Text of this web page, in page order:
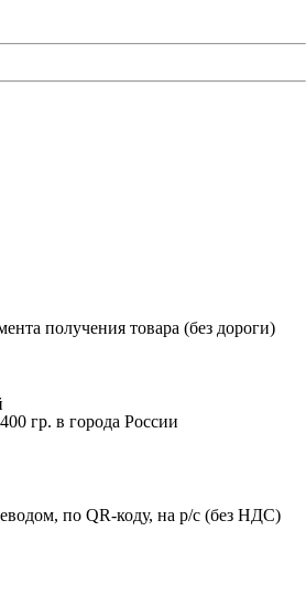
получения товара (без дороги)
гр. в города России
по QR-коду, на р/с (без НДС)